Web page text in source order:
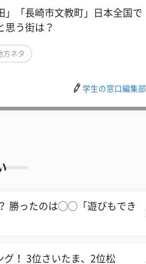
」「長崎市文教町」日本全国で
思う街は？
方ネタ
学生の窓口編集部
勝ったのは◯◯「遊びもでき
グ！ 3位さいたま、2位松